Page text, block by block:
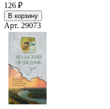
126 ₽
В корзину
Арт. 29073